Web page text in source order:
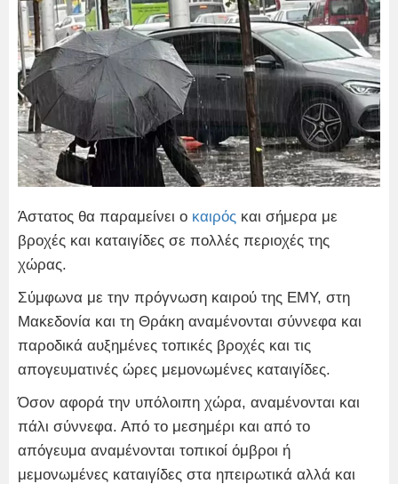
Άστατος θα παραμείνει ο καιρός και σήμερα με
βροχές και καταιγίδες σε πολλές περιοχές της
χώρας.
Σύμφωνα με την πρόγνωση καιρού της ΕΜΥ, στη
Μακεδονία και τη Θράκη αναμένονται σύννεφα και
παροδικά αυξημένες τοπικές βροχές και τις
απογευματινές ώρες μεμονωμένες καταιγίδες.
Όσον αφορά την υπόλοιπη χώρα, αναμένονται και
πάλι σύννεφα. Από το μεσημέρι και από το
απόγευμα αναμένονται τοπικοί όμβροι ή
μεμονωμένες καταιγίδες στα ηπειρωτικά αλλά και